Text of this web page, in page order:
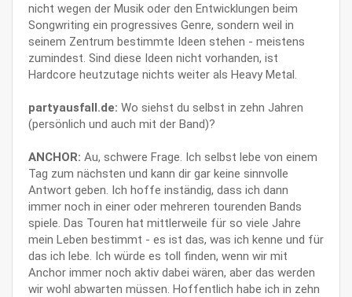
nicht wegen der Musik oder den Entwicklungen beim
Songwriting ein progressives Genre, sondern weil in
seinem Zentrum bestimmte Ideen stehen - meistens
zumindest. Sind diese Ideen nicht vorhanden, ist
Hardcore heutzutage nichts weiter als Heavy Metal.
partyausfall.de: Wo siehst du selbst in zehn Jahren
(persönlich und auch mit der Band)?
ANCHOR: Au, schwere Frage. Ich selbst lebe von einem
Tag zum nächsten und kann dir gar keine sinnvolle
Antwort geben. Ich hoffe inständig, dass ich dann
immer noch in einer oder mehreren tourenden Bands
spiele. Das Touren hat mittlerweile für so viele Jahre
mein Leben bestimmt - es ist das, was ich kenne und für
das ich lebe. Ich würde es toll finden, wenn wir mit
Anchor immer noch aktiv dabei wären, aber das werden
wir wohl abwarten müssen. Hoffentlich habe ich in zehn